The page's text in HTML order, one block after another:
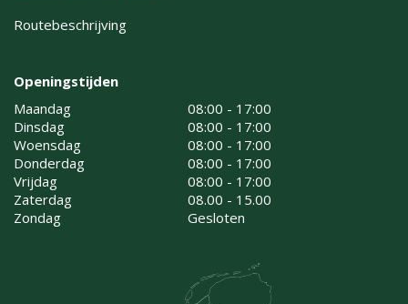
Routebeschrijving
Openingstijden
Maandag
08:00 - 17:00
Dinsdag
08:00 - 17:00
Woensdag
08:00 - 17:00
Donderdag
08:00 - 17:00
Vrijdag
08:00 - 17:00
Zaterdag
08.00 - 15.00
Zondag
Gesloten